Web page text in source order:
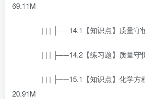
69.11M
| | | ├──14.1【知识点】质量守
| | | ├──14.2【练习题】质量守
| | | ├──15.1【知识点】化学方
20.91M